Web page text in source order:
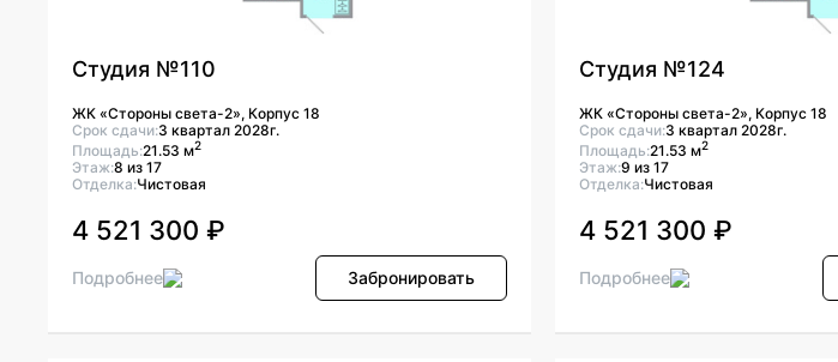
Студия №110
ЖК «Стороны света-2», Корпус 18
Срок сдачи:3 квартал 2028г.
Площадь:21.53 м2
Этаж:8 из 17
Отделка:Чистовая
4 521 300 ₽
Подробнее Забронировать
Студия №124
ЖК «Стороны света-2», Корпус 18
Срок сдачи:3 квартал 2028г.
Площадь:21.53 м2
Этаж:9 из 17
Отделка:Чистовая
4 521 300 ₽
Подробнее